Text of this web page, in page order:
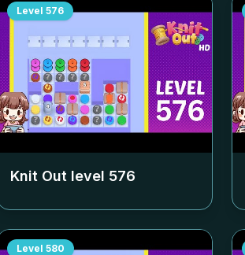
Level 576
Knit Out level 576
Level 580